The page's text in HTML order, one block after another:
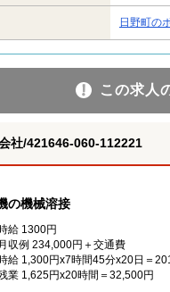
日野町の
この求人
社/421646-060-112221
の機械溶接
給 1300円
月収例 234,000円＋交通費
給 1,300円x7時間45分x20日＝
業 1,625円x20時間＝32,500円